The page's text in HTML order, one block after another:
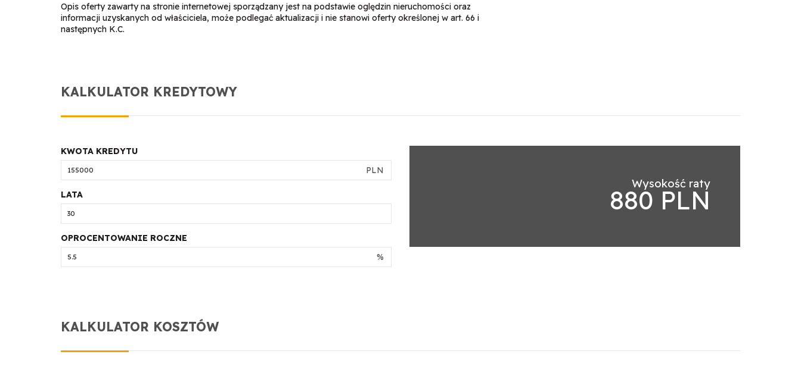
Opis oferty zawarty na stronie internetowej sporządzany jest na podstawie oględzin nieruchomości oraz
informacji uzyskanych od właściciela, może podlegać aktualizacji i nie stanowi oferty określonej w art. 66 i
następnych K.C.
KALKULATOR KREDYTOWY
KWOTA KREDYTU
PLN
LATA
OPROCENTOWANIE ROCZNE
%
Wysokość raty
880 PLN
KALKULATOR KOSZTÓW